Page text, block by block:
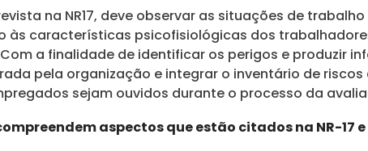
na NR17, deve observar as situações de
características psicofisiológicas dos
a finalidade de identificar os perigos e produzir
pela organização e integrar o inventário de
sejam ouvidos durante o processo da
aspectos que estão citados na NR-17